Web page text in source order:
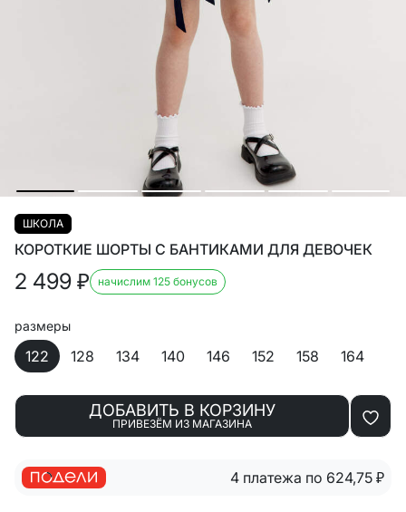
ШКОЛА
КОРОТКИЕ ШОРТЫ С БАНТИКАМИ ДЛЯ ДЕВОЧЕК
2 499 ₽ начислим 125 бонусов
размеры
122 128 134 140 146 152 158 164
ДОБАВИТЬ В КОРЗИНУ
ПРИВЕЗЁМ ИЗ МАГАЗИНА
4 платежа по 624,75 ₽